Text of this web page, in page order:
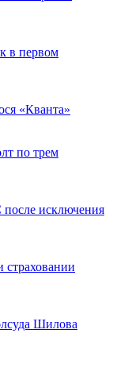
в первом
«Кванта»
по трем
после исключения
страховании
Шилова